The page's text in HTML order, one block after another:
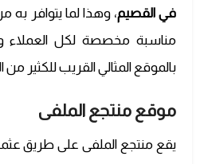
في القصيم، وهذا لما يتوافر
مناسبة مخصصة لكل العملاء
بالموقع المثالي القريب للكثير من
موقع منتجع الملفى
يقع منتجع الملفى على طريق